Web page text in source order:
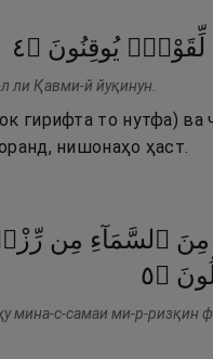
لِّقَوْمٍۢ يُوقِنُونَ ۝٤
ли Қавми-й йуқинун.
гирифта то нутфа) ва
нишонаҳо ҳаст.
مِنَ ٱلسَّمَآءِ مِن
۝٥
мина-с-самаи ми-р-ризқин